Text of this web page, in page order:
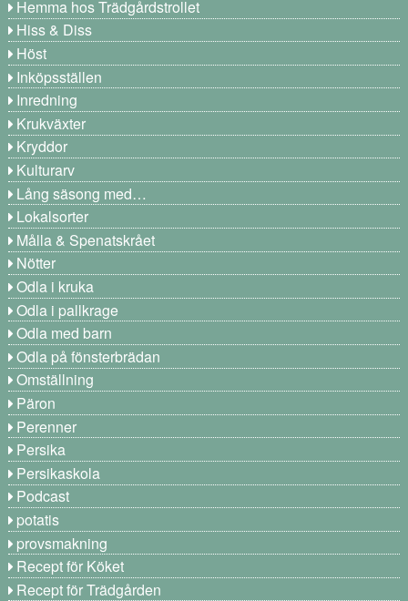
Hemma hos Trädgårdstrollet
Hiss & Diss
Höst
Inköpsställen
Inredning
Krukväxter
Kryddor
Kulturarv
Lång säsong med…
Lokalsorter
Målla & Spenatskrået
Nötter
Odla i kruka
Odla i pallkrage
Odla med barn
Odla på fönsterbrädan
Omställning
Päron
Perenner
Persika
Persikaskola
Podcast
potatis
provsmakning
Recept för Köket
Recept för Trädgården